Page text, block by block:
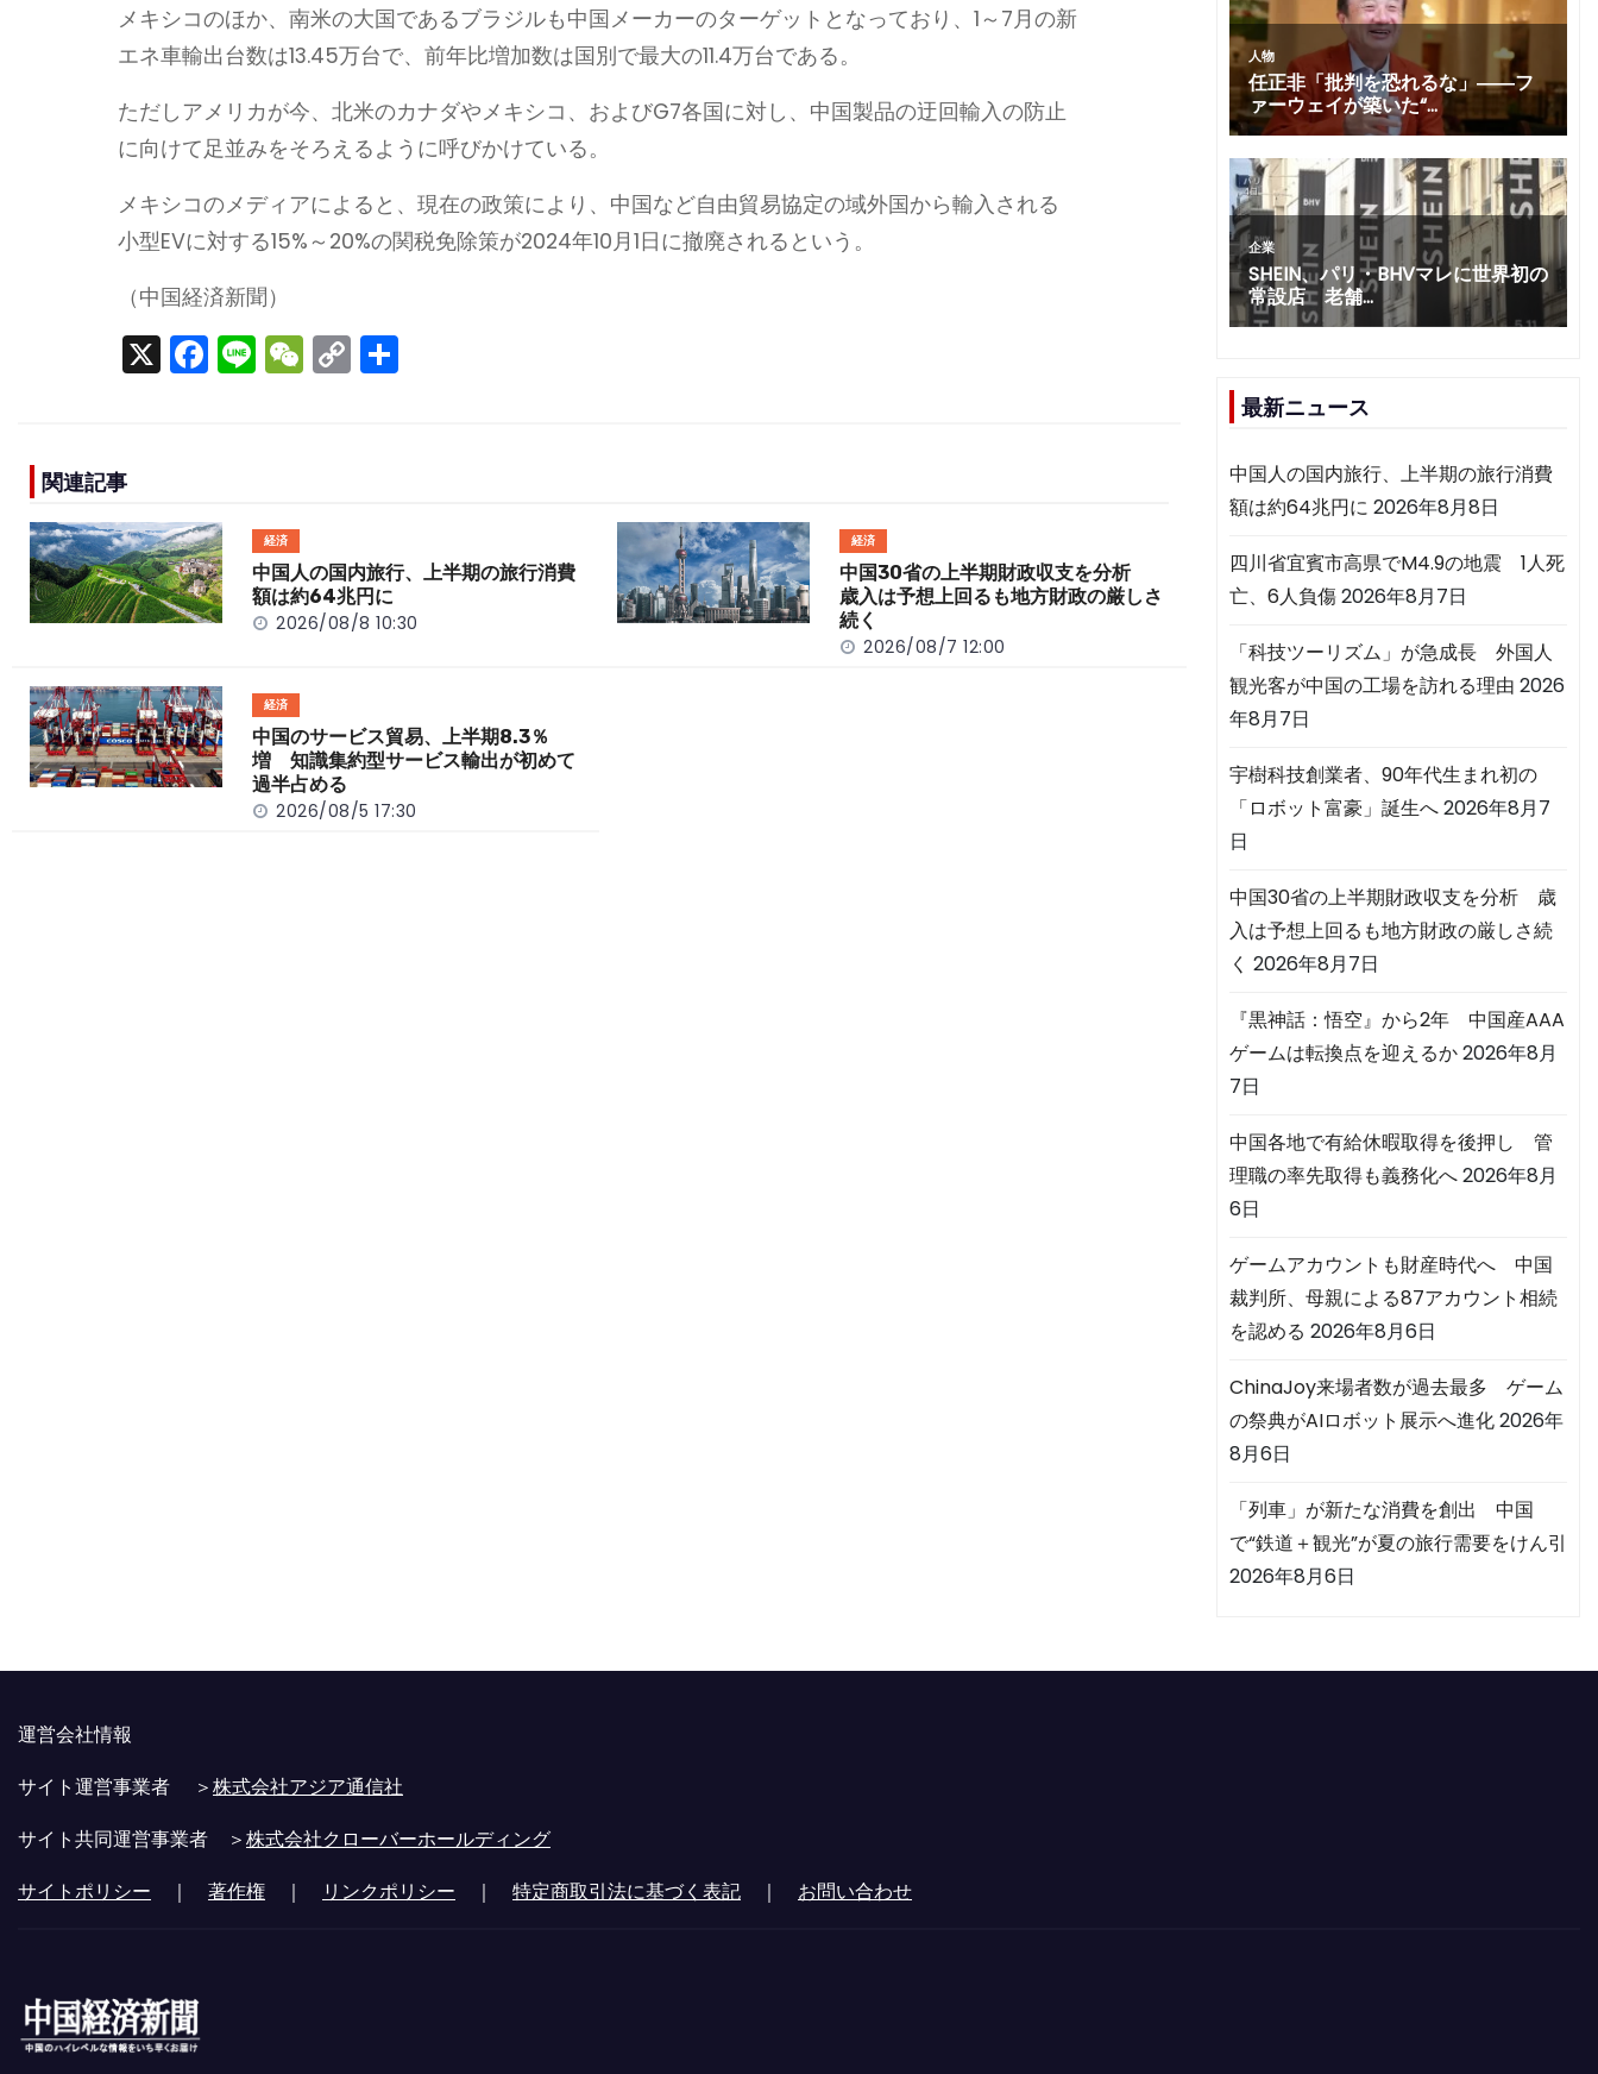
メキシコのほか、南米の大国であるブラジルも中国メーカーのターゲットとなっており、1～7月の新
エネ車輸出台数は13.45万台で、前年比増加数は国別で最大の11.4万台である。
ただしアメリカが今、北米のカナダやメキシコ、およびG7各国に対し、中国製品の迂回輸入の防止
に向けて足並みをそろえるように呼びかけている。
メキシコのメディアによると、現在の政策により、中国など自由貿易協定の域外国から輸入される
小型EVに対する15%～20%の関税免除策が2024年10月1日に撤廃されるという。
（中国経済新聞）
X F
a
o
o
k
Li
n
W
e
C
o
k
関連記事
経済
中国人の国内旅行、上半期の旅行消費
額は約64兆円に
2026/08/8 10:30
経済
中国30省の上半期財政収支を分析
歳入は予想上回るも地方財政の厳しさ
続く
2026/08/7 12:00
経済
中国のサービス貿易、上半期8.3％
増 知識集約型サービス輸出が初めて
過半占める
2026/08/5 17:30
最新ニュース
中国人の国内旅行、上半期の旅行消費
額は約64兆円に 2026年8月8日
四川省宜賓市高県でM4.9の地震 1人死
亡、6人負傷2026年8月7日
「科技ツーリズム」が急成長 外国人
観光客が中国の工場を訪れる理由 2026
年8月7日
宇樹科技創業者、90年代生まれ初の
「ロボット富豪」誕生へ2026年8月7
日
中国30省の上半期財政収支を分析 歳
入は予想上回るも地方財政の厳しさ続
く 2026年8月7日
『黒神話：悟空』から2年 中国産AAA
ゲームは転換点を迎えるか2026年8月
7日
中国各地で有給休暇取得を後押し 管
理職の率先取得も義務化へ2026年8月
6日
ゲームアカウントも財産時代へ 中国
裁判所、母親による87アカウント相続
を認める 2026年8月6日
ChinaJoy来場者数が過去最多 ゲーム
の祭典がAIロボット展示へ進化2026年
8月6日
「列車」が新たな消費を創出 中国
で“鉄道＋観光”が夏の旅行需要をけん引
2026年8月6日
運営会社情報
サイト運営事業者 ＞株式会社アジア通信社
サイト共同運営事業者 ＞株式会社クローバーホールディング
サイトポリシー ｜ 著作権 ｜ リンクポリシー ｜ 特定商取引法に基づく表記 ｜ お問い合わせ